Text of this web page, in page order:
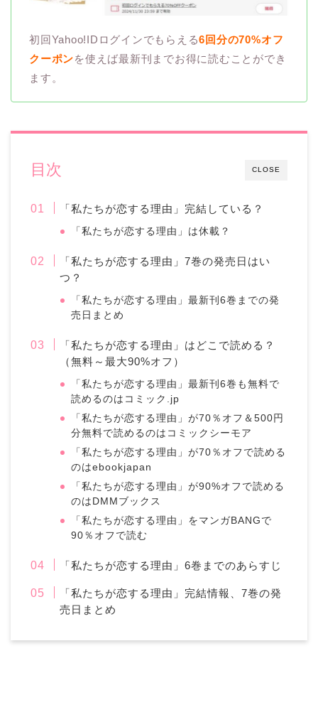
初回Yahoo!IDログインでもらえる6回分の70%オフ
クーポンを使えば最新刊までお得に読むことができ
ます。
CLOSE
目次
「私たちが恋する理由」完結している？
「私たちが恋する理由」は休載？
「私たちが恋する理由」7巻の発売日はい
つ？
「私たちが恋する理由」最新刊6巻までの発
売日まとめ
「私たちが恋する理由」はどこで読める？
（無料～最大90%オフ）
「私たちが恋する理由」最新刊6巻も無料で
読めるのはコミック.jp
「私たちが恋する理由」が70％オフ＆500円
分無料で読めるのはコミックシーモア
「私たちが恋する理由」が70％オフで読める
のはebookjapan
「私たちが恋する理由」が90%オフで読める
のはDMMブックス
「私たちが恋する理由」をマンガBANGで
90％オフで読む
「私たちが恋する理由」6巻までのあらすじ
「私たちが恋する理由」完結情報、7巻の発
売日まとめ